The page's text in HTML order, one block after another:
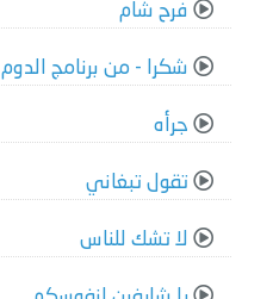
فرح شام
شكرا - من برنامج الدوم
جرأه
تقول تبغاني
لا تشك للناس